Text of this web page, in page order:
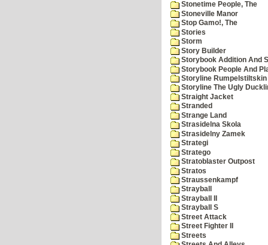
Stonetime People, The
Stoneville Manor
Stop Gamo!, The
Stories
Storm
Story Builder
Storybook Addition And
Storybook People And
Storyline Rumpelstiltskin
Storyline The Ugly
Straight Jacket
Stranded
Strange Land
Strasidelna Skola
Strasidelny Zamek
Strategi
Stratego
Stratoblaster Outpost
Stratos
Straussenkampf
Strayball
Strayball II
Strayball S
Street Attack
Street Fighter II
Streets